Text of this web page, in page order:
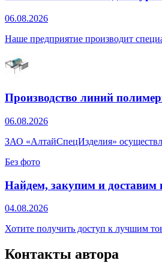
06.08.2026
Наше предприятие производит
Производство линий
06.08.2026
ЗАО «АлтайСпецИзделия»
Без фото
Найдем, закупим и
04.08.2026
Хотите получить доступ к лучшим
Контакты автора